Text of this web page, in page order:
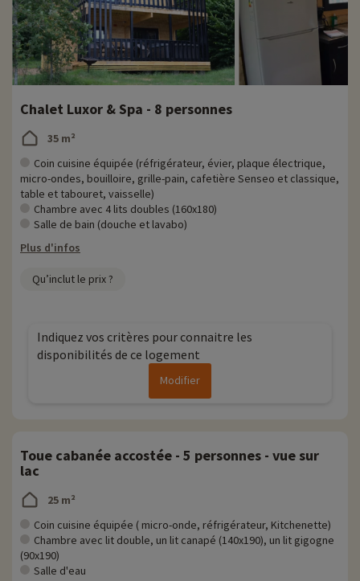
Chalet Luxor & Spa - 8 personnes
35 m²
Coin cuisine équipée (réfrigérateur, évier, plaque électrique,
micro-ondes, bouilloire, grille-pain, cafetière Senseo et classique,
table et tabouret, vaisselle)
Chambre avec 4 lits doubles (160x180)
Salle de bain (douche et lavabo)
Plus d'infos
Qu’inclut le prix ?
Indiquez vos critères pour connaitre les
disponibilités de ce logement
Modifier
Toue cabanée accostée - 5 personnes - vue sur
lac
25 m²
Coin cuisine équipée ( micro-onde, réfrigérateur, Kitchenette)
Chambre avec lit double, un lit canapé (140x190), un lit gigogne
(90x190)
Salle d'eau